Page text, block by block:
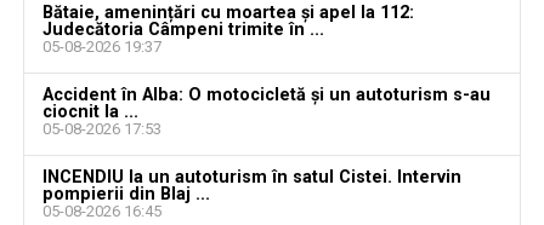
Bătaie, amenințări cu moartea și apel la 112:
Judecătoria Câmpeni trimite în ...
05-08-2026 19:37
Accident în Alba: O motocicletă și un autoturism s-au
ciocnit la ...
05-08-2026 17:53
INCENDIU la un autoturism în satul Cistei. Intervin
pompierii din Blaj ...
05-08-2026 16:45